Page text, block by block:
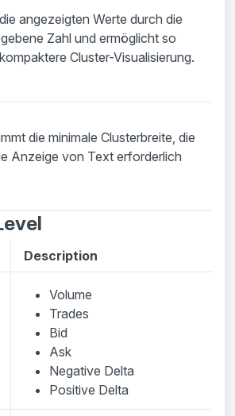
angezeigten Werte durch die
Zahl und ermöglicht so
Cluster-Visualisierung.
die minimale Clusterbreite, die
Anzeige von Text erforderlich
Description
Volume
Trades
Bid
Ask
Negative Delta
Positive Delta